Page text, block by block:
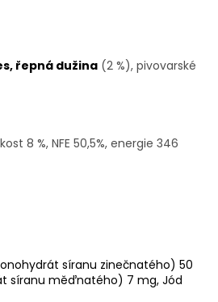
řepná dužina (2 %), pivovarské
8 %,NFE 50,5%, energie 346
síranu zinečnatého) 50
síranu měďnatého) 7 mg, Jód